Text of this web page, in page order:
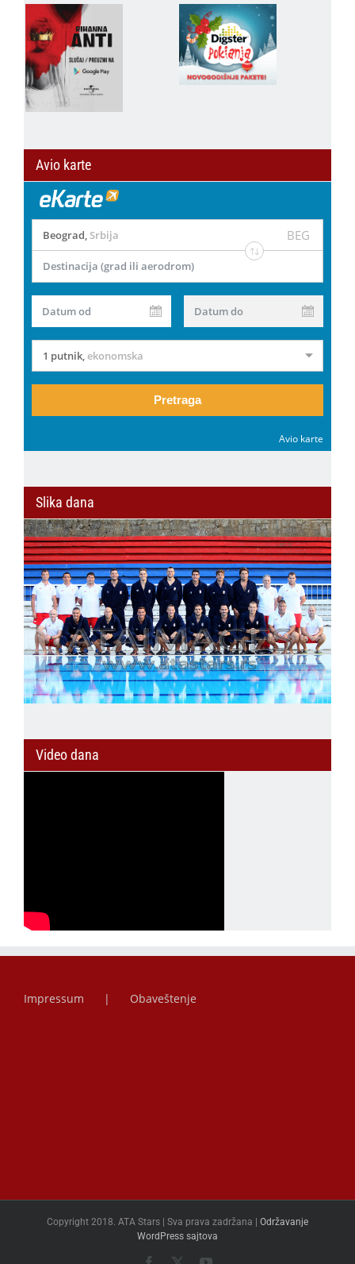
Avio karte
Beograd, Srbija BEG
Destinacija (grad ili aerodrom)
Datum od Datum do
1 putnik,ekonomska
Pretraga
Avio karte
Slika dana
Video dana
Impressum Obaveštenje
Copyright 2018. ATA Stars | Sva prava zadržana | Održavanje
WordPress sajtova
Facebook YouTube